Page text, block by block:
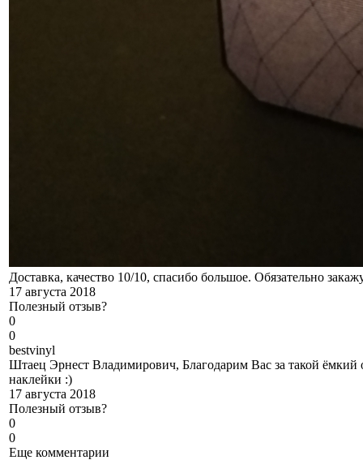
Доставка, качество 10/10, спасибо большое. Обязательно
17 августа 2018
Полезный отзыв?
0
0
bestvinyl
Штаец Эрнест Владимирович, Благодарим Вас за такой ёмкий
наклейки :)
17 августа 2018
Полезный отзыв?
0
0
Еще комментарии